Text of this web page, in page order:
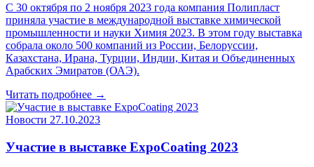
С 30 октября по 2 ноября 2023 года компания Полипласт
приняла участие в международной выставке химической
промышленности и науки Химия 2023. В этом году выставка
собрала около 500 компаний из России, Белоруссии,
Казахстана, Ирана, Турции, Индии, Китая и Объединенных
Арабских Эмиратов (ОАЭ).
Читать подробнее →
Новости 27.10.2023
Участие в выставке ExpoCoating 2023